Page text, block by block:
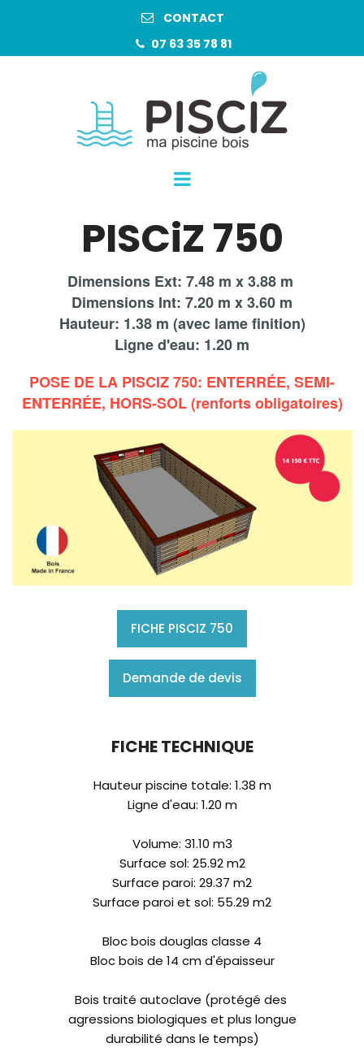
 CONTACT
 07 63 35 78 81
PISCiZ 750
Dimensions Ext: 7.48 m x 3.88 m
Dimensions Int: 7.20 m x 3.60 m
Hauteur: 1.38 m (avec lame finition)
Ligne d'eau: 1.20 m
POSE DE LA PISCIZ 750: ENTERRÉE, SEMI-
ENTERRÉE, HORS-SOL (renforts obligatoires)
FICHE PISCIZ 750
Demande de devis
FICHE TECHNIQUE
Hauteur piscine totale: 1.38 m
Ligne d'eau: 1.20 m
Volume: 31.10 m3
Surface sol: 25.92 m2
Surface paroi: 29.37 m2
Surface paroi et sol: 55.29 m2
Bloc bois douglas classe 4
Bloc bois de 14 cm d'épaisseur
Bois traité autoclave (protégé des
agressions biologiques et plus longue
durabilité dans le temps)